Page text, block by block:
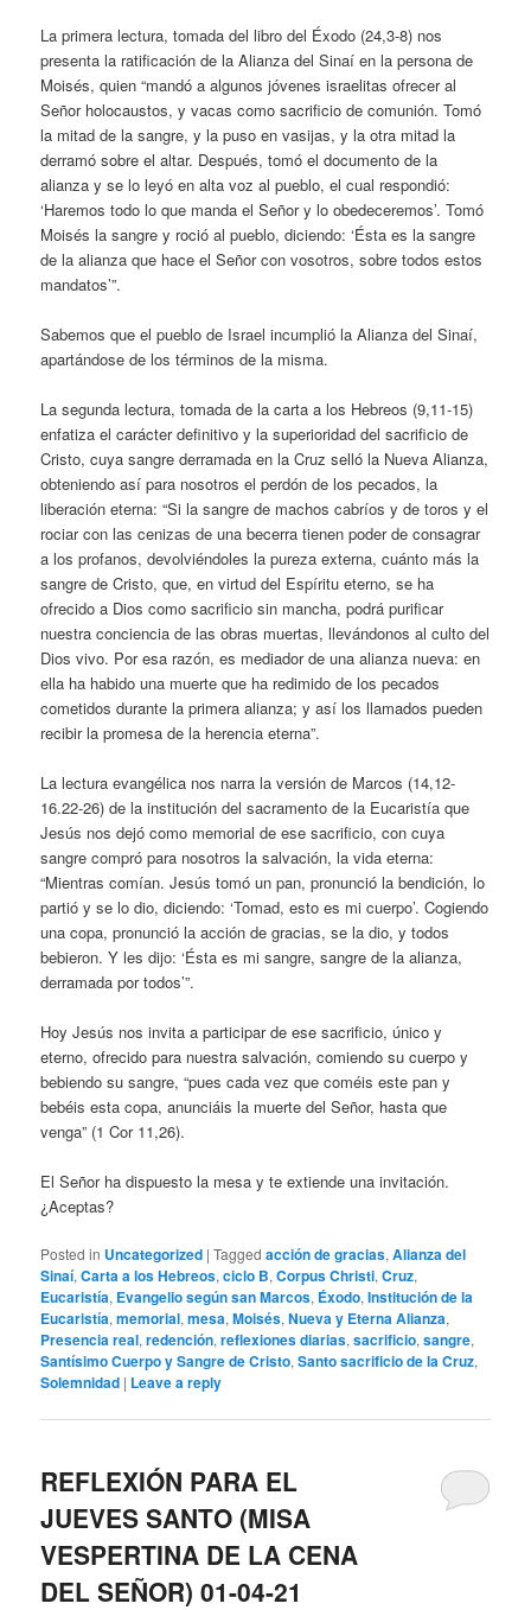
La primera lectura, tomada del libro del Éxodo (24,3-8) nos
presenta la ratificación de la Alianza del Sinaí en la persona de
Moisés, quien “mandó a algunos jóvenes israelitas ofrecer al
Señor holocaustos, y vacas como sacrificio de comunión. Tomó
la mitad de la sangre, y la puso en vasijas, y la otra mitad la
derramó sobre el altar. Después, tomó el documento de la
alianza y se lo leyó en alta voz al pueblo, el cual respondió:
‘Haremos todo lo que manda el Señor y lo obedeceremos’. Tomó
Moisés la sangre y roció al pueblo, diciendo: ‘Ésta es la sangre
de la alianza que hace el Señor con vosotros, sobre todos estos
mandatos’”.
Sabemos que el pueblo de Israel incumplió la Alianza del Sinaí,
apartándose de los términos de la misma.
La segunda lectura, tomada de la carta a los Hebreos (9,11-15)
enfatiza el carácter definitivo y la superioridad del sacrificio de
Cristo, cuya sangre derramada en la Cruz selló la Nueva Alianza,
obteniendo así para nosotros el perdón de los pecados, la
liberación eterna: “Si la sangre de machos cabríos y de toros y el
rociar con las cenizas de una becerra tienen poder de consagrar
a los profanos, devolviéndoles la pureza externa, cuánto más la
sangre de Cristo, que, en virtud del Espíritu eterno, se ha
ofrecido a Dios como sacrificio sin mancha, podrá purificar
nuestra conciencia de las obras muertas, llevándonos al culto del
Dios vivo. Por esa razón, es mediador de una alianza nueva: en
ella ha habido una muerte que ha redimido de los pecados
cometidos durante la primera alianza; y así los llamados pueden
recibir la promesa de la herencia eterna”.
La lectura evangélica nos narra la versión de Marcos (14,12-
16.22-26) de la institución del sacramento de la Eucaristía que
Jesús nos dejó como memorial de ese sacrificio, con cuya
sangre compró para nosotros la salvación, la vida eterna:
“Mientras comían. Jesús tomó un pan, pronunció la bendición, lo
partió y se lo dio, diciendo: ‘Tomad, esto es mi cuerpo’. Cogiendo
una copa, pronunció la acción de gracias, se la dio, y todos
bebieron. Y les dijo: ‘Ésta es mi sangre, sangre de la alianza,
derramada por todos’”.
Hoy Jesús nos invita a participar de ese sacrificio, único y
eterno, ofrecido para nuestra salvación, comiendo su cuerpo y
bebiendo su sangre, “pues cada vez que coméis este pan y
bebéis esta copa, anunciáis la muerte del Señor, hasta que
venga” (1 Cor 11,26).
El Señor ha dispuesto la mesa y te extiende una invitación.
¿Aceptas?
Posted in Uncategorized |Tagged acción de gracias,Alianza del
Sinaí,Carta a los Hebreos,ciclo B,Corpus Christi,Cruz,
Eucaristía, Evangelio según san Marcos, Éxodo,Institución de la
Eucaristía,memorial,mesa,Moisés,Nueva y Eterna Alianza,
Presencia real,redención,reflexiones diarias,sacrificio,sangre,
Santísimo Cuerpo y Sangre de Cristo,Santo sacrificio de la Cruz,
Solemnidad | Leave a reply
REFLEXIÓN PARA EL
JUEVES SANTO (MISA
VESPERTINA DE LA CENA
DEL SEÑOR) 01-04-21